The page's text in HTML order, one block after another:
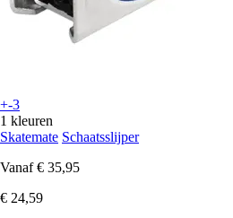
+-3
1 kleuren
Skatemate Schaatsslijper
Vanaf € 35,95
€ 24,59